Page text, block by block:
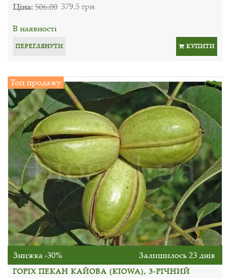
Ціна:506.00 379.5 грн
В наявності
ПЕРЕГЛЯНУТИ КУПИТИ
Топ продажу
Знижка -30% Залишилось 23 днів
ГОРІХ ПЕКАН КАЙОВА (KIOWA), 3-РІЧНИЙ